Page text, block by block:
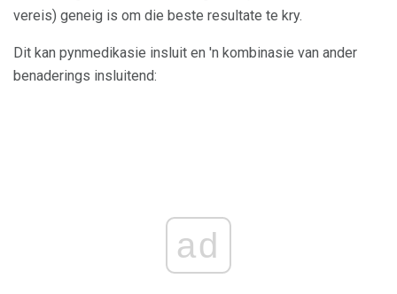
vereis) geneig is om die beste resultate te kry.
Dit kan pynmedikasie insluit en 'n kombinasie van ander
benaderings insluitend:
ad